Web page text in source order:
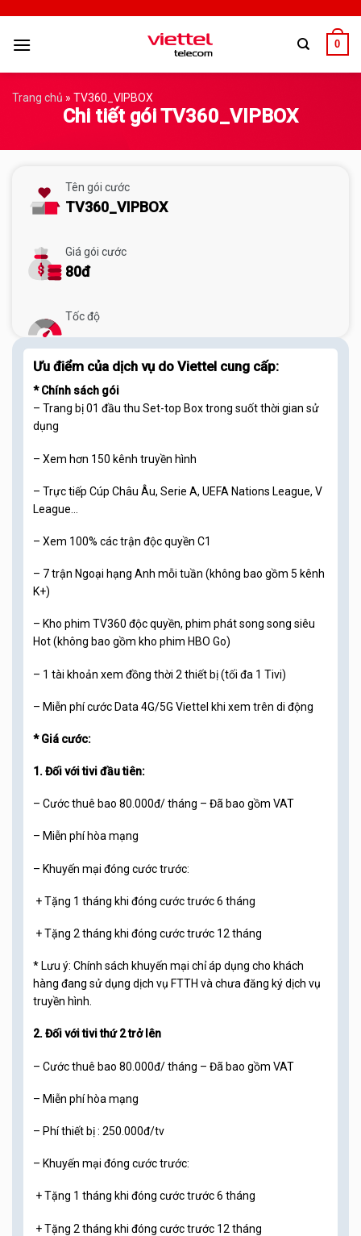
0
Trang chủ » TV360_VIPBOX
Chi tiết gói TV360_VIPBOX
Tên gói cước
TV360_VIPBOX
Giá gói cước
80đ
Tốc độ
Ưu điểm của dịch vụ do Viettel cung cấp:
* Chính sách gói
– Trang bị 01 đầu thu Set-top Box trong suốt thời gian sử
dụng
– Xem hơn 150 kênh truyền hình
– Trực tiếp Cúp Châu Âu, Serie A, UEFA Nations League, V
League…
– Xem 100% các trận độc quyền C1
– 7 trận Ngoại hạng Anh mỗi tuần (không bao gồm 5 kênh
K+)
– Kho phim TV360 độc quyền, phim phát song song siêu
Hot (không bao gồm kho phim HBO Go)
– 1 tài khoản xem đồng thời 2 thiết bị (tối đa 1 Tivi)
– Miễn phí cước Data 4G/5G Viettel khi xem trên di động
* Giá cước:
1. Đối với tivi đầu tiên:
– Cước thuê bao 80.000đ/ tháng – Đã bao gồm VAT
– Miễn phí hòa mạng
– Khuyến mại đóng cước trước:
+ Tặng 1 tháng khi đóng cước trước 6 tháng
+ Tặng 2 tháng khi đóng cước trước 12 tháng
* Lưu ý: Chính sách khuyến mại chỉ áp dụng cho khách
hàng đang sử dụng dịch vụ FTTH và chưa đăng ký dịch vụ
truyền hình.
2. Đối với tivi thứ 2 trở lên
– Cước thuê bao 80.000đ/ tháng – Đã bao gồm VAT
– Miễn phí hòa mạng
– Phí thiết bị : 250.000đ/tv
– Khuyến mại đóng cước trước:
+ Tặng 1 tháng khi đóng cước trước 6 tháng
+ Tặng 2 tháng khi đóng cước trước 12 tháng